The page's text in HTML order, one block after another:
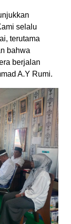
selalu
terutama
bahwa
berjalan
A.Y Rumi.